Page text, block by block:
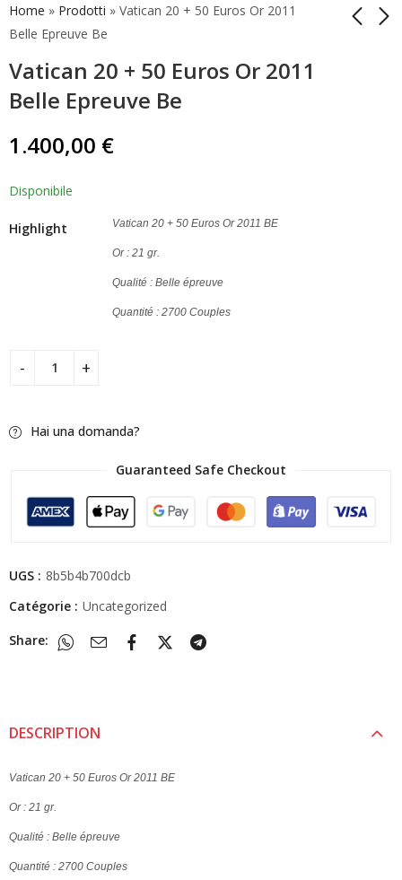
Home » Prodotti » Vatican 20 + 50 Euros Or 2011
Belle Epreuve Be
Vatican 20 + 50 Euros Or 2011
Belle Epreuve Be
Vatican 20 + 50 Euros
Vatican 20 + 50 Euros
1.400,00 €
Disponibile
Highlight Vatican 20 + 50 Euros Or 2011 BE
Or : 21 gr.
Qualité : Belle épreuve
Quantité : 2700 Couples
Hai una domanda?
Guaranteed Safe Checkout
UGS : 8b5b4b700dcb
Catégorie : Uncategorized
Share:
DESCRIPTION
Vatican 20 + 50 Euros Or 2011 BE
Or : 21 gr.
Qualité : Belle épreuve
Quantité : 2700 Couples